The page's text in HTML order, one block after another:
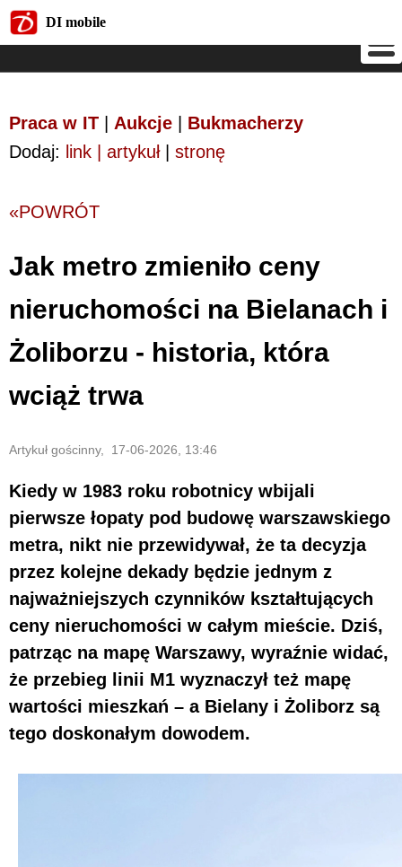
DI mobile
Praca w IT Aukcje
Bukmacherzy
Dodaj: link | artykuł| stronę
«POWRÓT
Jak metro zmieniło ceny
nieruchomości na Bielanach i
Żoliborzu - historia, która
wciąż trwa
Artykuł gościnny, 17-06-2026, 13:46
Kiedy w 1983 roku robotnicy wbijali
pierwsze łopaty pod budowę warszawskiego
metra, nikt nie przewidywał, że ta decyzja
przez kolejne dekady będzie jednym z
najważniejszych czynników kształtujących
ceny nieruchomości w całym mieście. Dziś,
patrząc na mapę Warszawy, wyraźnie widać,
że przebieg linii M1 wyznaczył też mapę
wartości mieszkań – a Bielany i Żoliborz są
tego doskonałym dowodem.
DI mobile